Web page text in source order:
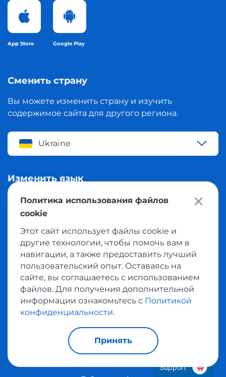
App Store Google Play
Сменить страну
Вы можете изменить страну и изучить
содержимое сайта для другого региона.
Ukraine
Изменить язык
Русский
Соцсети
магазинов мира в Украину.Все права защищены
Политика использования файлов
cookie
Этот сайт использует файлы cookie и
другие технологии, чтобы помочь вам в
навигации, а также предоставить лучший
пользовательский опыт. Оставаясь на
сайте, вы соглашаетесь с использованием
файлов. Для получения дополнительной
информации ознакомьтесь с Политикой
конфиденциальности.
Принять
Support